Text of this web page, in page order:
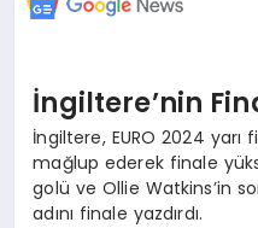
İngiltere’nin
İngiltere, EURO 2024 yarı
mağlup ederek finale
golü ve Ollie Watkins’in
adını finale yazdırdı.